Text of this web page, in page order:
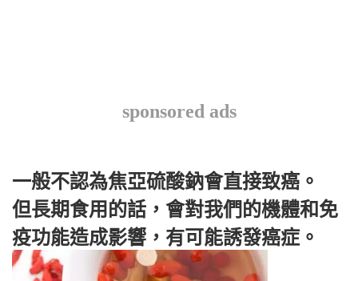
sponsored ads
一般不認為焦亞硫酸鈉會直接致癌。
但長期食用的話，會對我們的機體和免
疫功能造成影響，有可能誘發癌症。